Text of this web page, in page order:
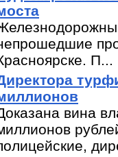
П...
вина